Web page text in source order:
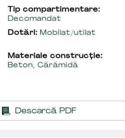
Tip compartimentare:
Decomandat
Dotări: Mobilat/utilat
Materiale construcție:
Beton, Cărămidă
Descarcă PDF